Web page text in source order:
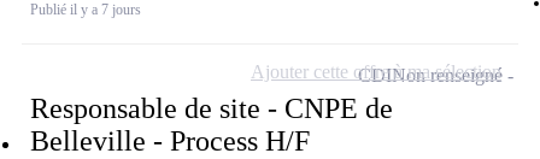
Publié il y a 7 jours
Responsable de site - CNPE de
Belleville - Process H/F
CDINon renseigné
Ajouter cette offre à ma sélection